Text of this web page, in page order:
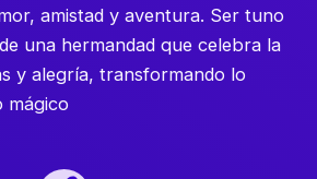
amistad y aventura. Ser tuno
una hermandad que celebra la
y alegría, transformando lo
mágico